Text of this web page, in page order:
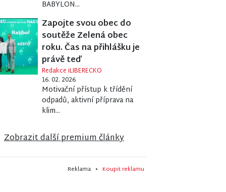
BABYLON...
Zapojte svou obec do
soutěže Zelená obec
roku. Čas na přihlášku je
právě teď
Redakce iLIBERECKO
16. 02. 2026
Motivační přístup k třídění
odpadů, aktivní příprava na
klim...
Zobrazit další premium články
Reklama • Koupit reklamu